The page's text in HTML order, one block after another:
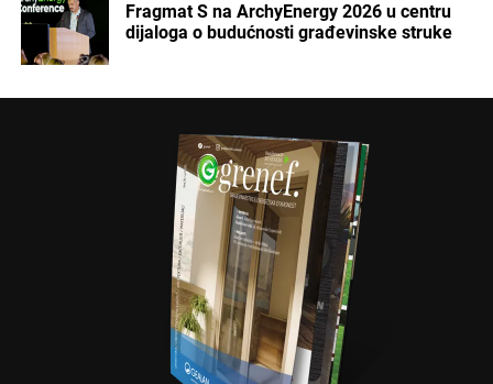
Fragmat S na ArchyEnergy 2026 u centru
dijaloga o budućnosti građevinske struke